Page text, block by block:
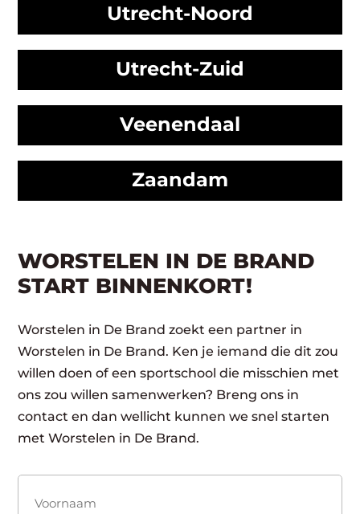
Utrecht-Noord
Utrecht-Zuid
Veenendaal
Zaandam
WORSTELEN IN DE BRAND
START BINNENKORT!
Worstelen in De Brand zoekt een partner in
Worstelen in De Brand. Ken je iemand die dit zou
willen doen of een sportschool die misschien met
ons zou willen samenwerken? Breng ons in
contact en dan wellicht kunnen we snel starten
met Worstelen in De Brand.
(Vereist)